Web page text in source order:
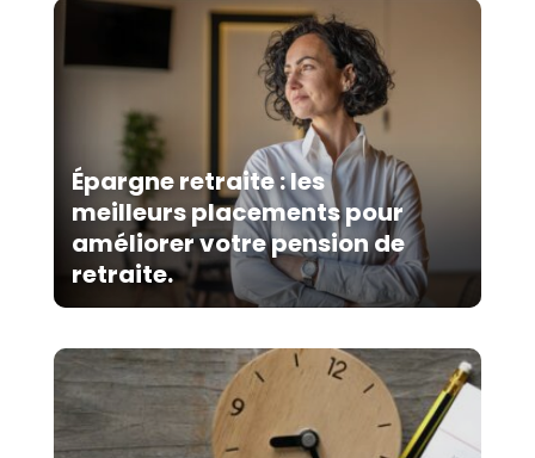
Épargne retraite : les
meilleurs placements pour
améliorer votre pension de
retraite.